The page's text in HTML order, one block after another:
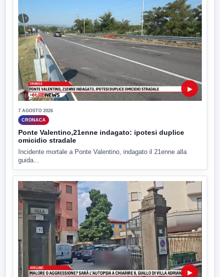
▶
7 AGOSTO 2026
CRONACA
Ponte Valentino,21enne indagato: ipotesi duplice
omicidio stradale
Incidente mortale a Ponte Valentino, indagato il 21enne alla
guida...
▶